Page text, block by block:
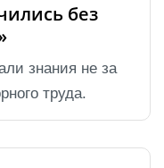
без
знания не за
труда.